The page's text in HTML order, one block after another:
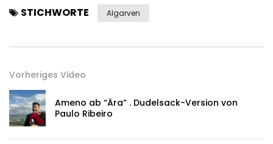
STICHWORTE Algarven
Vorheriges Video
Ameno ab “Ära” . Dudelsack-Version von
Paulo Ribeiro